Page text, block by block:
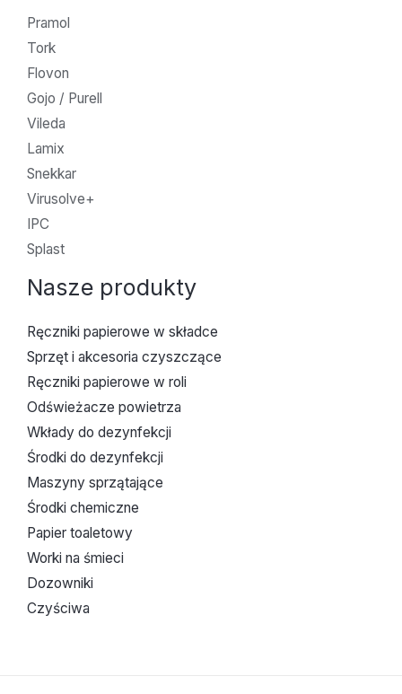
Pramol
Tork
Flovon
Gojo / Purell
Vileda
Lamix
Snekkar
Virusolve+
IPC
Splast
Nasze produkty
Ręczniki papierowe w składce
Sprzęt i akcesoria czyszczące
Ręczniki papierowe w roli
Odświeżacze powietrza
Wkłady do dezynfekcji
Środki do dezynfekcji
Maszyny sprzątające
Środki chemiczne
Papier toaletowy
Worki na śmieci
Dozowniki
Czyściwa